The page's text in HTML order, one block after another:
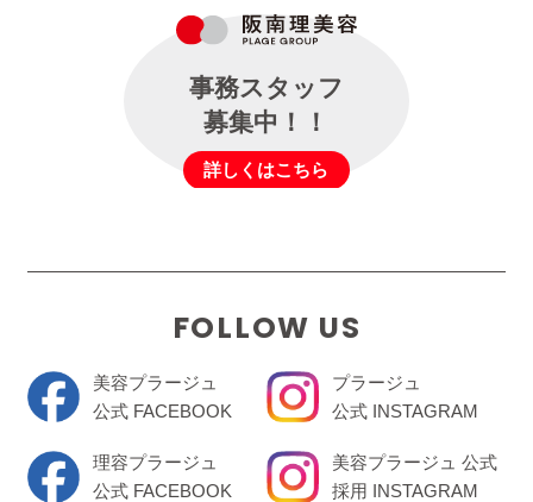
事務スタッフ
募集中！！
詳しくはこちら
FOLLOW US
美容プラージュ
公式 FACEBOOK
理容プラージュ
公式 FACEBOOK
プラージュ
公式 INSTAGRAM
美容プラージュ 公式
採用 INSTAGRAM